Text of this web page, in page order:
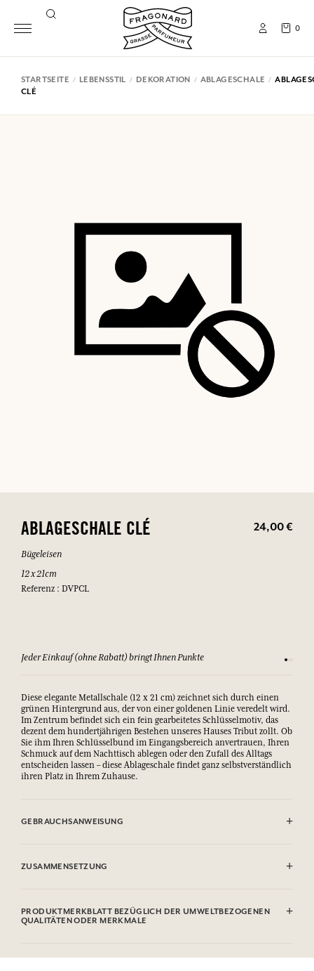
0
STARTSEITE LEBENSSTIL DEKORATION ABLAGESCHALE
CLÉ
ABLAGESCHALE CLÉ 24,00 €
Bügeleisen
12 x 21cm
Referenz : DVPCL
Jeder Einkauf (ohne Rabatt) bringt Ihnen Punkte Sehen
Diese elegante Metallschale (12 x 21 cm) zeichnet sich durch einen
grünen Hintergrund aus, der von einer goldenen Linie veredelt wird.
Im Zentrum befindet sich ein fein gearbeitetes Schlüsselmotiv, das
dezent dem hundertjährigen Bestehen unseres Hauses Tribut zollt. Ob
Sie ihm Ihren Schlüsselbund im Eingangsbereich anvertrauen, Ihren
Schmuck auf dem Nachttisch ablegen oder den Zufall des Alltags
entscheiden lassen – diese Ablageschale findet ganz selbstverständlich
ihren Platz in Ihrem Zuhause.
GEBRAUCHSANWEISUNG
reinigen
ZUSAMMENSETZUNG
PRODUKTMERKBLATT BEZÜGLICH DER UMWELTBEZOGENEN
QUALITÄTEN ODER MERKMALE